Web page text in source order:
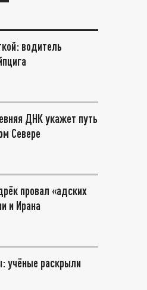
водитель
ДНК укажет путь
Севере
провал «адских
и Ирана
учёные раскрыли